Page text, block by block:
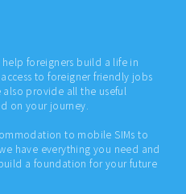
help foreigners build a life in
to foreigner friendly jobs
provide all the useful
on your journey.
to mobile SIMs to
have everything you need and
a foundation for your future